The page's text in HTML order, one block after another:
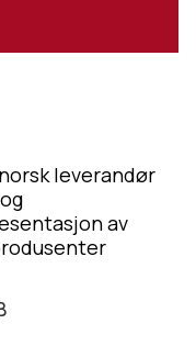
leverandør
av